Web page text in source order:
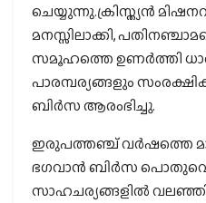
ചെയ്യുന്നു.ക്രിസ്ത്യന്‍
മനസ്സിലാക്കി,
സമൂഹത്തെ ഉണര്‍ത്തി
പാരമ്പര്യങ്ങളും
ബിര്‍സ ആരംഭിച്ചു.
ഇരുപത്തഞ്ച് വര്‍ഷത്തെ
ഭഗവാന്‍ ബിര്‍സ
സാഹചര്യങ്ങളില്‍